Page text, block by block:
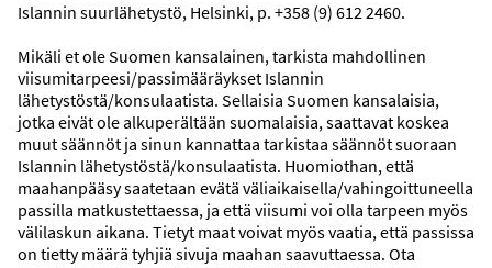
Helsinki
MATKAKOHDE
Reykjavik, Islanti
AJANKOHTA
7.9.2026 10.9.2026
MATKUSTAJAT
2 aikuista
Islannin suurlähetystö, Helsinki, p. +358 (9) 612 2460.
Mikäli et ole Suomen kansalainen, tarkista mahdollinen
viisumitarpeesi/passimääräykset Islannin
lähetystöstä/konsulaatista. Sellaisia Suomen kansalaisia,
jotka eivät ole alkuperältään suomalaisia, saattavat koskea
muut säännöt ja sinun kannattaa tarkistaa säännöt suoraan
Islannin lähetystöstä/konsulaatista. Huomiothan, että
maahanpääsy saatetaan evätä väliaikaisella/vahingoittuneella
passilla matkustettaessa, ja että viisumi voi olla tarpeen myös
välilaskun aikana. Tietyt maat voivat myös vaatia, että passissa
on tietty määrä tyhjiä sivuja maahan saavuttaessa. Ota